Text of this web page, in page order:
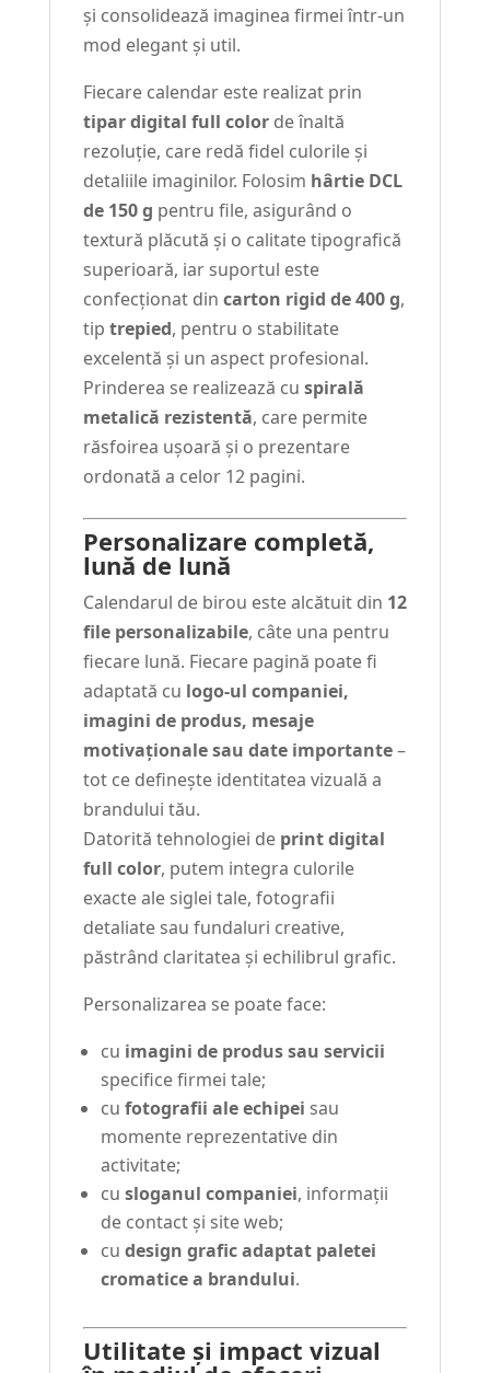
și consolidează imaginea firmei într-un
mod elegant și util.
Fiecare calendar este realizat prin
tipar digital full colorde înaltă
rezoluție, care redă fidel culorile și
detaliile imaginilor. Folosim hârtie DCL
de 150 g pentru file, asigurând o
textură plăcută și o calitate tipografică
superioară, iar suportul este
confecționat din carton rigid de 400 g,
tip trepied, pentru o stabilitate
excelentă și un aspect profesional.
Prinderea se realizează cu spirală
metalică rezistentă, care permite
răsfoirea ușoară și o prezentare
ordonată a celor 12 pagini.
Personalizare completă,
lună de lună
Calendarul de birou este alcătuit din 12
file personalizabile, câte una pentru
fiecare lună. Fiecare pagină poate fi
adaptată cu logo-ul companiei,
imagini de produs, mesaje
motivaționale sau date importante–
tot ce definește identitatea vizuală a
brandului tău.
Datorită tehnologiei de print digital
full color, putem integra culorile
exacte ale siglei tale, fotografii
detaliate sau fundaluri creative,
păstrând claritatea și echilibrul grafic.
Personalizarea se poate face:
cu imagini de produs sau servicii
specifice firmei tale;
cu fotografii ale echipei sau
momente reprezentative din
activitate;
cu sloganul companiei, informații
de contact și site web;
cu design grafic adaptat paletei
cromatice a brandului.
Utilitate și impact vizual